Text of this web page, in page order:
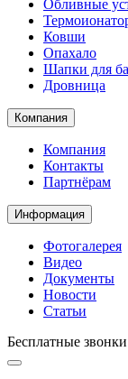
Обливные
Ковши
Опахало
Шапки для
Дровница
Компания
Компания
Контакты
Партнёрам
Информация
Фотогалерея
Видео
Документы
Новости
Статьи
Бесплатные